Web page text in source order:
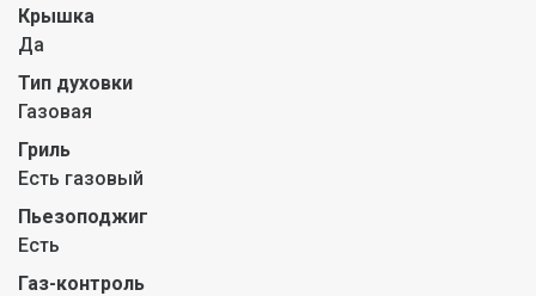
Крышка
Да
Тип духовки
Газовая
Гриль
Есть газовый
Пьезоподжиг
Есть
Газ-контроль